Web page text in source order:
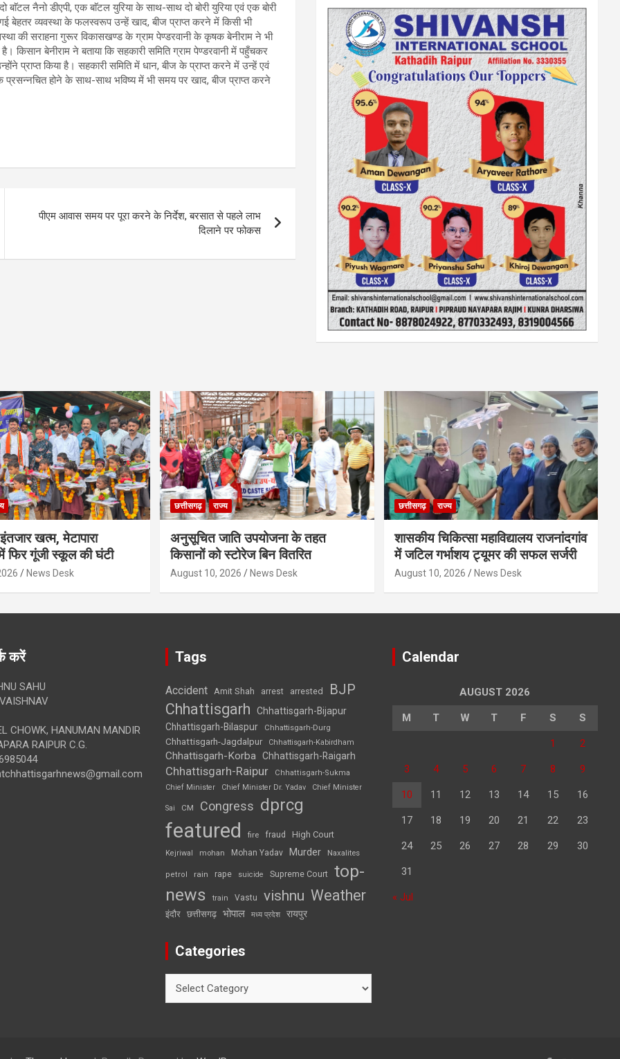
नैनो डीएपी, एक बाॅटल युरिया के साथ-साथ दो बोरी युरिया एवं एक बोरी
बेहतर व्यवस्था के फलस्वरूप उन्हें खाद, बीज प्राप्त करने में किसी भी
की सराहना गुरूर विकासखण्ड के ग्राम पेण्डरवानी के कृषक बेनीराम ने भी
बेनीराम ने बताया कि सहकारी समिति ग्राम पेण्डरवानी में पहुँचकर
प्राप्त किया है। सहकारी समिति में धान, बीज के प्राप्त करने में उन्हें एवं
होने के साथ-साथ भविष्य में भी समय पर खाद, बीज प्राप्त करने
पीएम आवास समय पर पूरा करने के निर्देश, बरसात से पहले लाभ
दिलाने पर फोकस
खत्म, मेटापारा
फिर गूंजी स्कूल की घंटी
News Desk
छत्तीसगढ़ राज्य
अनुसूचित जाति उपयोजना के तहत
किसानों को स्टोरेज बिन वितरित
August 10, 2026 News Desk
छत्तीसगढ़ राज्य
शासकीय चिकित्सा महाविद्यालय राजनांदगांव
में जटिल गर्भाशय ट्यूमर की सफल सर्जरी
August 10, 2026 News Desk
करें
SAHU
CHOWK, HANUMAN MANDIR
RAIPUR C.G.
Tags
Accident Amit Shah arrest arrested BJP
Chhattisgarh
Chhattisgarh-Bijapur
Chhattisgarh-Bilaspur
Chhattisgarh-Durg
Chhattisgarh-Jagdalpur Chhattisgarh-Kabirdham
Chhattisgarh-Korba Chhattisgarh-Raigarh
Chhattisgarh-Raipur
Chhattisgarh-Sukma
Chief Minister
Chief Minister Dr. Yadav Chief Minister
Sai CM Congress dprcg
featured fire fraud High Court
Kejriwal mohan Mohan Yadav Murder Naxalites
petrol rain rape suicide Supreme Court top-
news
train Vastu vishnu Weather
इंदौर छत्तीसगढ़ भोपाल मध्य प्रदेश रायपुर
Categories
Calendar
AUGUST 2026
M T W T F S S
1 2
3 4 5 6 7 8 9
10 11 12 13 14 15 16
17 18 19 20 21 22 23
24 25 26 27 28 29 30
31
« Jul